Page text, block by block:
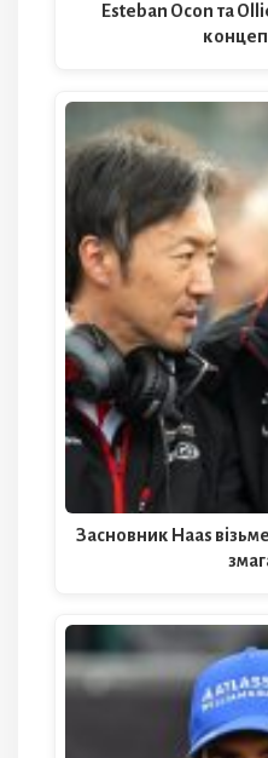
Esteban Ocon та
Засновник Haas